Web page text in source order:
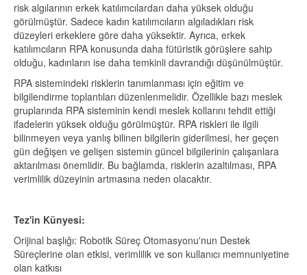
risk algılarının erkek katılımcılardan daha yüksek olduğu
görülmüştür. Sadece kadın katılımcıların algıladıkları risk
düzeyleri erkeklere göre daha yüksektir. Ayrıca, erkek
katılımcıların RPA konusunda daha fütüristik görüşlere sahip
olduğu, kadınların ise daha temkinli davrandığı düşünülmüştür.
RPA sistemindeki risklerin tanımlanması için eğitim ve
bilgilendirme toplantıları düzenlenmelidir. Özellikle bazı meslek
gruplarında RPA sisteminin kendi meslek kollarını tehdit ettiği
ifadelerin yüksek olduğu görülmüştür. RPA riskleri ile ilgili
bilinmeyen veya yanlış bilinen bilgilerin giderilmesi, her geçen
gün değişen ve gelişen sistemin güncel bilgilerinin çalışanlara
aktarılması önemlidir. Bu bağlamda, risklerin azaltılması, RPA
verimlilik düzeyinin artmasına neden olacaktır.
Tez'in Künyesi:
Orijinal başlığı: Robotik Süreç Otomasyonu'nun Destek
Süreçlerine olan etkisi, verimlilik ve son kullanıcı memnuniyetine
olan katkısı